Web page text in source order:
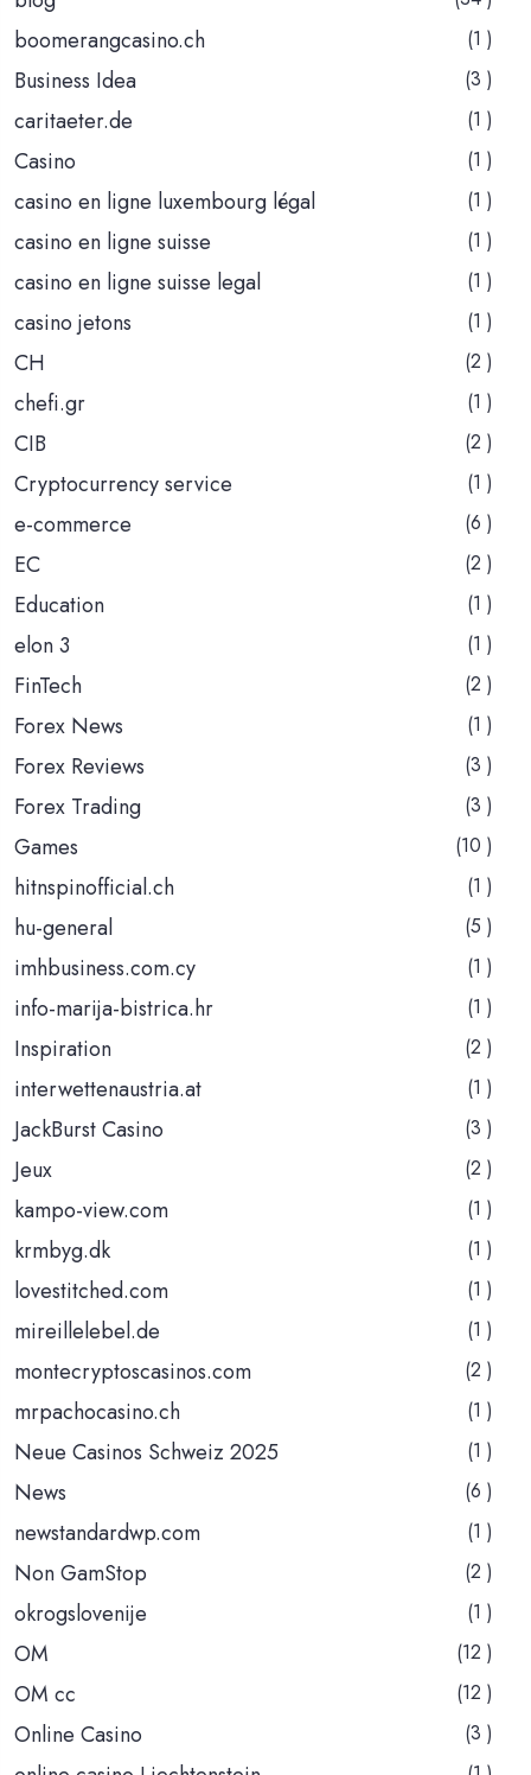
boomerangcasino.ch (1 )
Business Idea (3 )
caritaeter.de (1 )
Casino (1 )
casino en ligne luxembourg légal (1 )
casino en ligne suisse (1 )
casino en ligne suisse legal (1 )
casino jetons (1 )
CH (2 )
chefi.gr (1 )
CIB (2 )
Cryptocurrency service (1 )
e-commerce (6 )
EC (2 )
Education (1 )
elon 3 (1 )
FinTech (2 )
Forex News (1 )
Forex Reviews (3 )
Forex Trading (3 )
Games (10 )
hitnspinofficial.ch (1 )
hu-general (5 )
imhbusiness.com.cy (1 )
info-marija-bistrica.hr (1 )
Inspiration (2 )
interwettenaustria.at (1 )
JackBurst Casino (3 )
Jeux (2 )
kampo-view.com (1 )
krmbyg.dk (1 )
lovestitched.com (1 )
mireillelebel.de (1 )
montecryptoscasinos.com (2 )
mrpachocasino.ch (1 )
Neue Casinos Schweiz 2025 (1 )
News (6 )
newstandardwp.com (1 )
Non GamStop (2 )
okrogslovenije (1 )
OM (12 )
OM cc (12 )
Online Casino (3 )